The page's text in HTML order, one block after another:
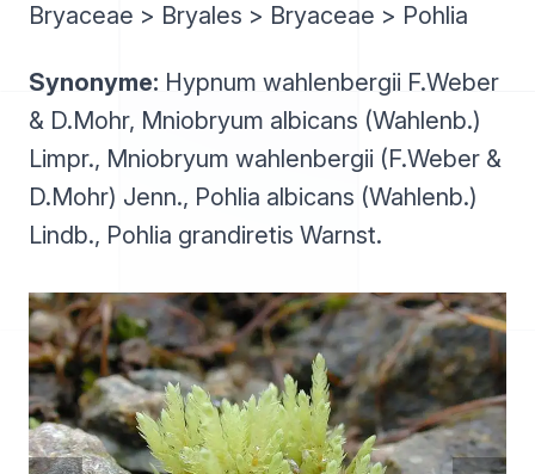
Bryaceae > Bryales > Bryaceae > Pohlia
Synonyme: Hypnum wahlenbergii F.Weber
& D.Mohr, Mniobryum albicans (Wahlenb.)
Limpr., Mniobryum wahlenbergii (F.Weber &
D.Mohr) Jenn., Pohlia albicans (Wahlenb.)
Lindb., Pohlia grandiretis Warnst.